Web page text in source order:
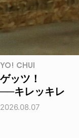
YO! CHUI
ゲッツ！
──キレッキレ
2026.08.07